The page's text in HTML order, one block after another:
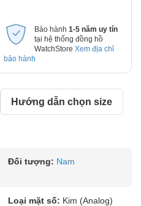
Bảo hành 1-5 năm uy tín
tại hệ thống đồng hồ
WatchStore Xem địa chỉ
bảo hành
Hướng dẫn chọn size
Đối tượng: Nam
Loại mặt số: Kim (Analog)